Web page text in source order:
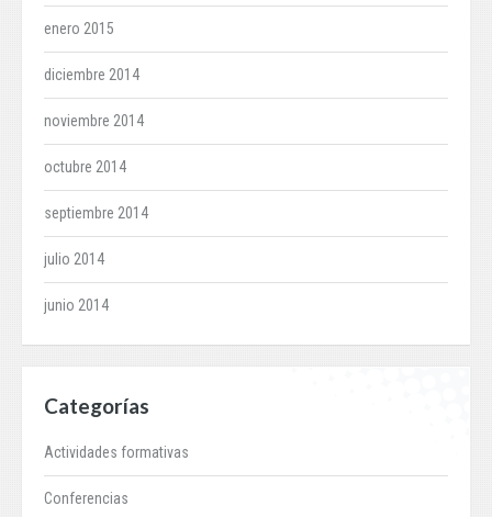
enero 2015
diciembre 2014
noviembre 2014
octubre 2014
septiembre 2014
julio 2014
junio 2014
Categorías
Actividades formativas
Conferencias